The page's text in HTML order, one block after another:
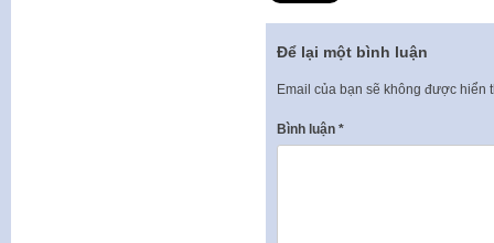
Để lại một bình luận
Email của bạn sẽ không được hiển
Bình luận *